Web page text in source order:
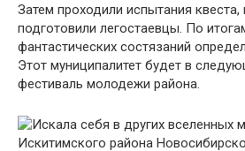
Затем проходили испытания
подготовили легостаевцы. По
фантастических состязаний
Этот муниципалитет будет в
фестиваль молодежи района.